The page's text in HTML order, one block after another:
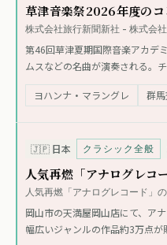
草津音楽祭2026年度の
株式会社旅行新聞新社 - 株式会
第46回草津夏期国際音楽アカデ
ムスなどの名曲が演奏される。
ヨハンナ・マラングレ 群馬
🇯🇵 日本 クラシック全般
人気再燃「アナログレ
人気再燃「アナログレコード
岡山市の天満屋岡山店にて、ア
幅広いジャンルの作品約3万点が